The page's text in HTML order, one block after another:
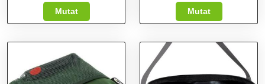
Mutat Mutat